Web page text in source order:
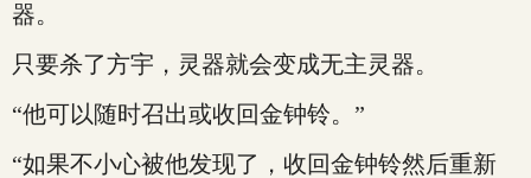
器。
只要杀了方宇，灵器就会变成无主灵器。
“他可以随时召出或收回金钟铃。”
“如果不小心被他发现了，收回金钟铃然后重新